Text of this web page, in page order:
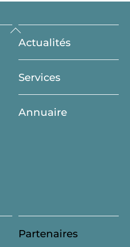
Back
To
Top
Actualités
Services
Annuaire
Partenaires